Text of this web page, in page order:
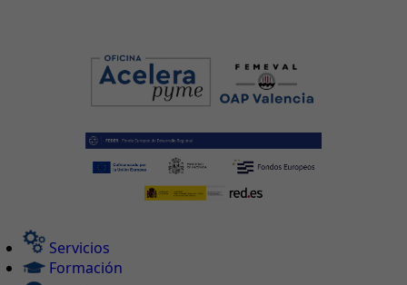
Servicios
Formación